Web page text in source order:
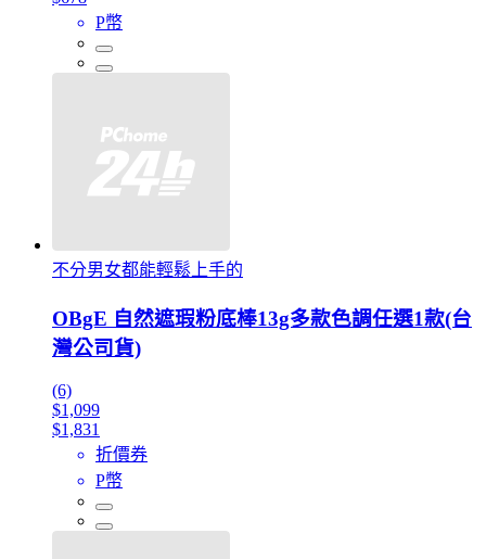
P幣
不分男女都能輕鬆上手的
OBgE 自然遮瑕粉底棒13g多款色調任選1款(台
灣公司貨)
(6)
$1,099
$1,831
折價券
P幣